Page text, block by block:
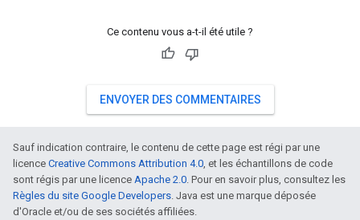
Ce contenu vous a-t-il été utile ?
ENVOYER DES COMMENTAIRES
Sauf indication contraire, le contenu de cette page est régi par une
licence Creative Commons Attribution 4.0, et les échantillons de code
sont régis par une licence Apache 2.0. Pour en savoir plus, consultez les
Règles du site Google Developers. Java est une marque déposée
d'Oracle et/ou de ses sociétés affiliées.